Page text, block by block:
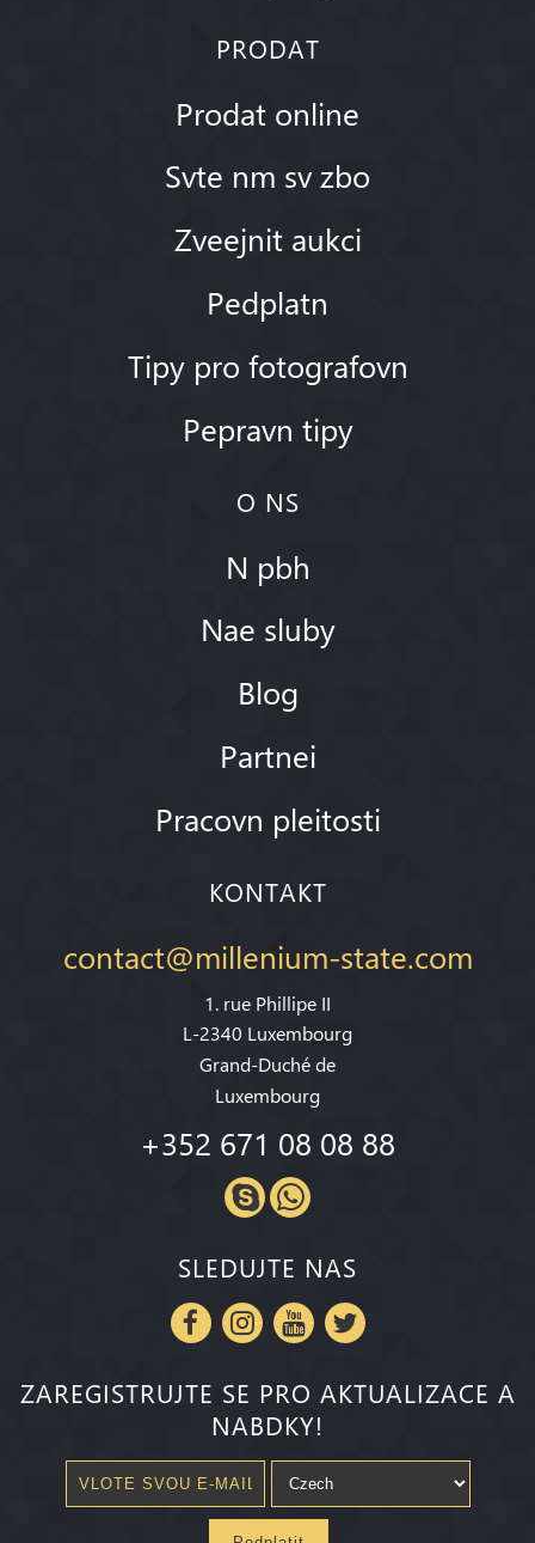
PRODAT
Prodat online
Svte nm sv zbo
Zveejnit aukci
Pedplatn
Tipy pro fotografovn
Pepravn tipy
O NS
N pbh
Nae sluby
Blog
Partnei
Pracovn pleitosti
KONTAKT
contact@millenium-state.com
1. rue Phillipe II
L-2340 Luxembourg
Grand-Duché de
Luxembourg
+352 671 08 08 88
SLEDUJTE NAS
ZAREGISTRUJTE SE PRO AKTUALIZACE A
NABDKY!